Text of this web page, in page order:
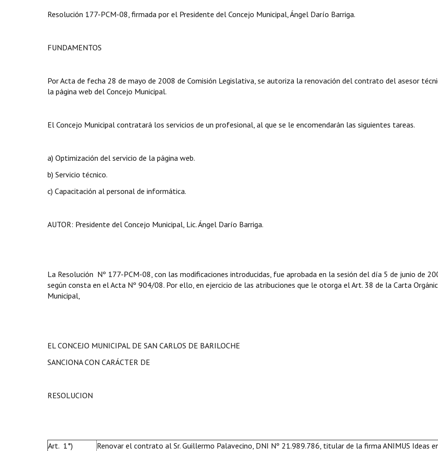
Resolución 177-PCM-08, firmada por el Presidente del Concejo Municipal, Ángel Darío Barriga.
FUNDAMENTOS
Por Acta de fecha 28 de mayo de 2008 de Comisión Legislativa, se autoriza la renovación del contrato del asesor
la página web del Concejo Municipal.
El Concejo Municipal contratará los servicios de un profesional, al que se le encomendarán las siguientes tareas.
a) Optimización del servicio de la página web.
b) Servicio técnico.
c) Capacitación al personal de informática.
AUTOR: Presidente del Concejo Municipal, Lic. Ángel Darío Barriga.
La Resolución Nº 177-PCM-08, con las modificaciones introducidas, fue aprobada en la sesión del día 5 de junio de
según consta en el Acta Nº 904/08. Por ello, en ejercicio de las atribuciones que le otorga el Art. 38 de la Carta
Municipal,
EL CONCEJO MUNICIPAL DE SAN CARLOS DE BARILOCHE
SANCIONA CON CARÁCTER DE
RESOLUCION
Art. 1°)
Renovar el contrato al Sr. Guillermo Palavecino, DNI Nº 21.989.786, titular de la firma ANIMUS Ideas